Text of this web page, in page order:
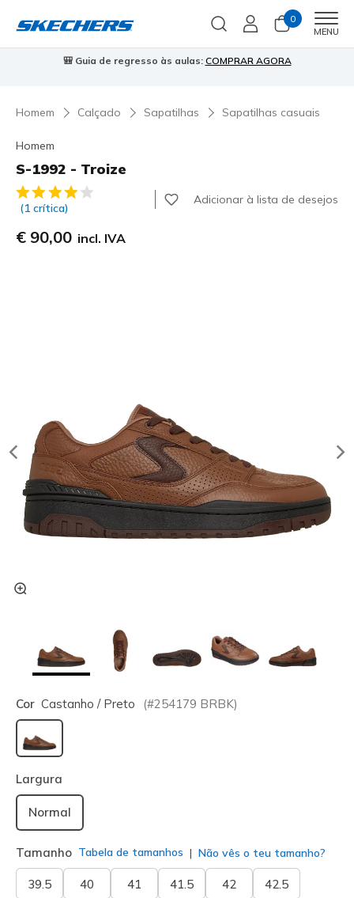
0
MENU
⭐Skechers VIP:45 dias de devolução para membros
Homem Calçado Sapatilhas Sapatilhas casuais
Homem
S-1992 - Troize
4$1 de 5 – Classificação do cliente
(1 crítica)
Adicionar à lista de desejos
€ 90,00 incl. IVA
Cor Castanho / Preto (#254179 BRBK)
selecionado
Largura
Normal
Tamanho Tabela de tamanhos Não vês o teu tamanho?
39.5 40 41 41.5 42 42.5